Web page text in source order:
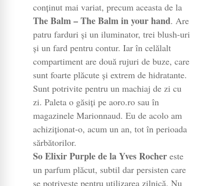
conținut mai variat, precum aceasta de la
The Balm – The Balm in your hand. Are
patru farduri și un iluminator, trei blush-uri
și un fard pentru contur. Iar în celălalt
compartiment are două rujuri de buze, care
sunt foarte plăcute și extrem de hidratante.
Sunt potrivite pentru un machiaj de zi cu
zi. Paleta o găsiți pe aoro.ro sau în
magazinele Marionnaud. Eu de acolo am
achiziționat-o, acum un an, tot în perioada
sărbătorilor.
So Elixir Purple de la Yves Rochereste
un parfum plăcut, subtil dar persisten care
se potrivește pentru utilizarea zilnică. Nu